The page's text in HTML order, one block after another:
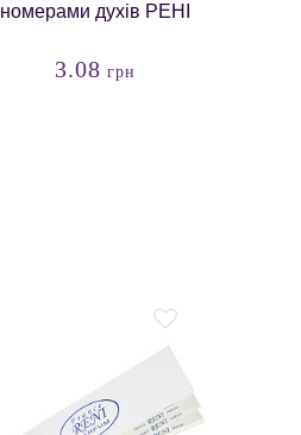
номерами духів РЕНІ
3.08 грн